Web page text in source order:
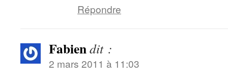
Répondre
Fabiendit :
2 mars 2011 à 11:03